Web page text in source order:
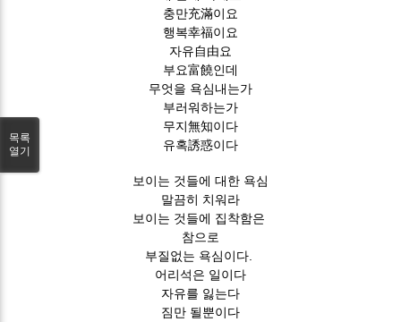
충만充滿이요
행복幸福이요
자유自由요
부요富饒인데
무엇을 욕심내는가
부러워하는가
무지無知이다
유혹誘惑이다
보이는 것들에 대한 욕심
말끔히 치워라
보이는 것들에 집착함은
참으로
부질없는 욕심이다.
어리석은 일이다
자유를 잃는다
짐만 될뿐이다
목록
열기